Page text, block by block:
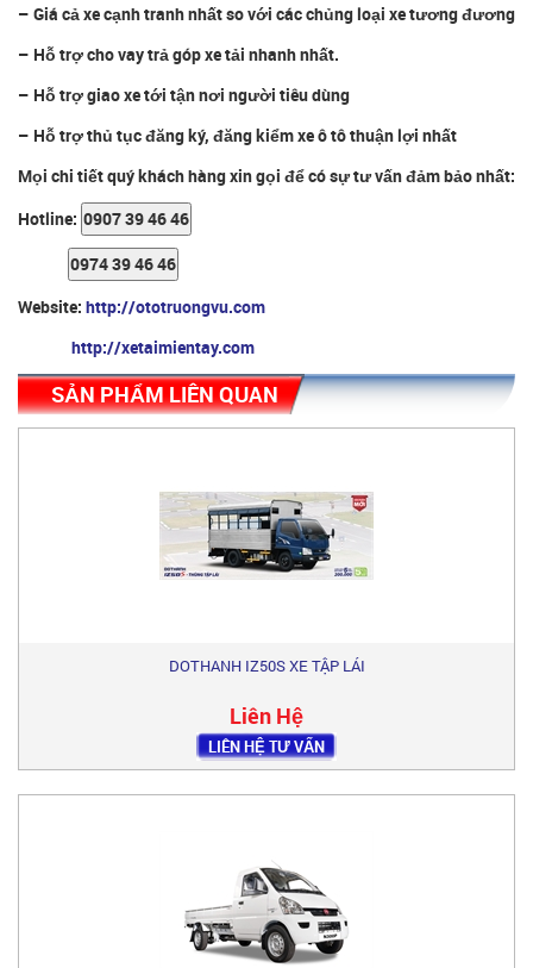
– Giá cả xe cạnh tranh nhất so với các chủng loại xe tương đương
– Hỗ trợ cho vay trả góp xe tải nhanh nhất.
– Hỗ trợ giao xe tới tận nơi người tiêu dùng
– Hỗ trợ thủ tục đăng ký, đăng kiểm xe ô tô thuận lợi nhất
Mọi chi tiết quý khách hàng xin gọi để có sự tư vấn đảm bảo nhất:
Hotline:
Website: http://ototruongvu.com
http://xetaimientay.com
SẢN PHẨM LIÊN QUAN
DOTHANH IZ50S XE TẬP LÁI
Liên Hệ
LIÊN HỆ TƯ VẤN